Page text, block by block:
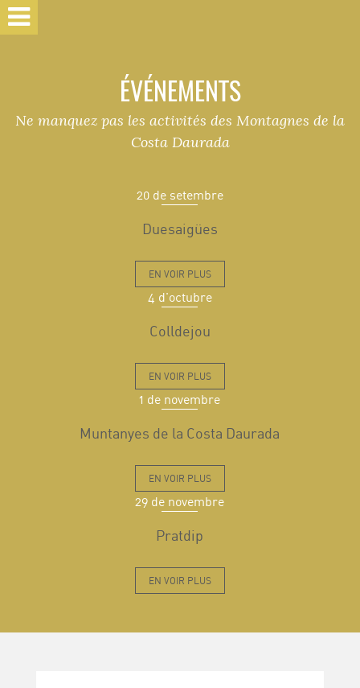
ÉVÉNEMENTS
Ne manquez pas les activités des Montagnes de la
Costa Daurada
20 de setembre
Duesaigües
EN VOIR PLUS
4 d'octubre
Colldejou
EN VOIR PLUS
1 de novembre
Muntanyes de la Costa Daurada
EN VOIR PLUS
29 de novembre
Pratdip
EN VOIR PLUS